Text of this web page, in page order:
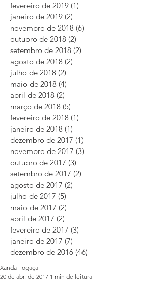
fevereiro de 2019 (1)
janeiro de 2019 (2)
novembro de 2018 (6)
outubro de 2018 (2)
setembro de 2018 (2)
agosto de 2018 (2)
julho de 2018 (2)
maio de 2018 (4)
abril de 2018 (2)
março de 2018 (5)
fevereiro de 2018 (1)
janeiro de 2018 (1)
dezembro de 2017 (1)
novembro de 2017 (3)
outubro de 2017 (3)
setembro de 2017 (2)
agosto de 2017 (2)
julho de 2017 (5)
maio de 2017 (2)
abril de 2017 (2)
fevereiro de 2017 (3)
janeiro de 2017 (7)
dezembro de 2016 (46)
Xanda Fogaça
20 de abr. de 2017 1 min de leitura